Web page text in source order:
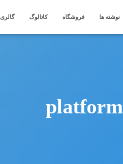
نوشته ها فروشگاه کاتالوگ گالری
platform